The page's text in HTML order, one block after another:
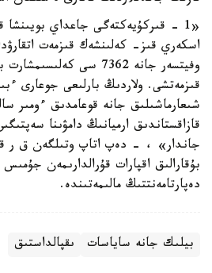
وفيتسەر جانە 7362 سى
قىزمەتشى. ولاردىڭ بارلىعى جوعارى
شىعارماشىلىق جانە قوعامدىق ءومىر
قازاقستاندىق ارميانىڭ دامۋىنا
جاندار» ، - دەپ اتاپ وتىلگەن ق ر
بۇقارالىق اقپارات قۇرالدارىمەن
دەپارتامەنتتىڭ مالىمەتىندە.
بيلىك جانە ساياسات ىقپالداستىق